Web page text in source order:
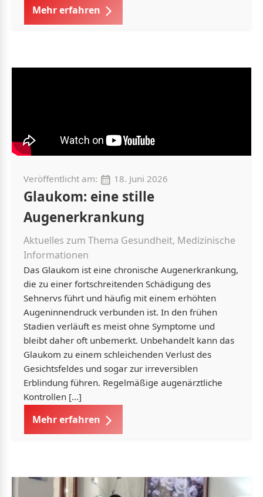
Mehr erfahren
Veröffentlicht am: 18. Juni 2026
Glaukom: eine stille
Augenerkrankung
Aktuelles zum Thema Gesundheit, Medizinische
Informationen
Das Glaukom ist eine chronische Augenerkrankung,
die zu einer fortschreitenden Schädigung des
Sehnervs führt und häufig mit einem erhöhten
Augeninnendruck verbunden ist. In den frühen
Stadien verläuft es meist ohne Symptome und
bleibt daher oft unbemerkt. Unbehandelt kann das
Glaukom zu einem schleichenden Verlust des
Gesichtsfeldes und sogar zur irreversiblen
Erblindung führen. Regelmäßige augenärztliche
Kontrollen […]
Mehr erfahren